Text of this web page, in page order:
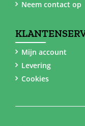
Neem contact op
Mijn account
Levering
Cookies